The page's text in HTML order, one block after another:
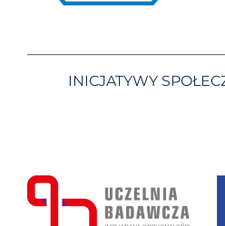
INICJATYWY